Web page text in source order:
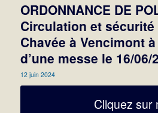
ORDONNANCE DE
Circulation et sécurité
Chavée à Vencimont
d’une messe le 16/06/
12 juin 2024
Cliquez sur